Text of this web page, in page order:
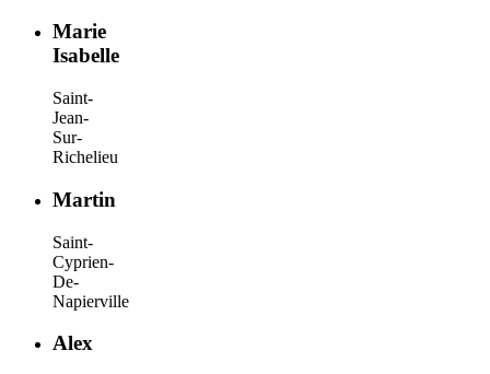
Marie
Isabelle
Saint-
Jean-
Sur-
Richelieu
Martin
Saint-
Cyprien-
De-
Napierville
Alex